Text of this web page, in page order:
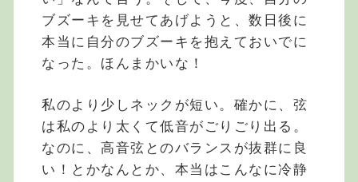
ブズーキを見せてあげようと、数日後に
本当に自分のブズーキを抱えておいでに
なった。ほんまかいな！
私のより少しネックが短い。確かに、弦
は私のより太くて低音がごりごり出る。
なのに、高音弦とのバランスが抜群に良
い！とかなんとか、本当はこんなに冷静